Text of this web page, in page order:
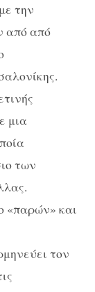
την
από από
μια
των
«παρών» και
τον